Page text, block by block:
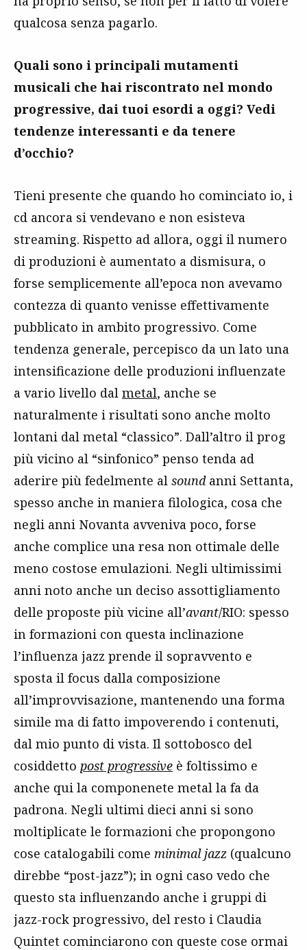
qualcosa senza pagarlo.
Quali sono i principali mutamenti
musicali che hai riscontrato nel mondo
progressive, dai tuoi esordi a oggi? Vedi
tendenze interessanti e da tenere
d’occhio?
Tieni presente che quando ho cominciato io, i
cd ancora si vendevano e non esisteva
streaming. Rispetto ad allora, oggi il numero
di produzioni è aumentato a dismisura, o
forse semplicemente all’epoca non avevamo
contezza di quanto venisse effettivamente
pubblicato in ambito progressivo. Come
tendenza generale, percepisco da un lato una
intensificazione delle produzioni influenzate
a vario livello dal metal, anche se
naturalmente i risultati sono anche molto
lontani dal metal “classico”. Dall’altro il prog
più vicino al “sinfonico” penso tenda ad
aderire più fedelmente al soundanni Settanta,
spesso anche in maniera filologica, cosa che
negli anni Novanta avveniva poco, forse
anche complice una resa non ottimale delle
meno costose emulazioni. Negli ultimissimi
anni noto anche un deciso assottigliamento
delle proposte più vicine all’avant/RIO: spesso
in formazioni con questa inclinazione
l’influenza jazz prende il sopravvento e
sposta il focus dalla composizione
all’improvvisazione, mantenendo una forma
simile ma di fatto impoverendo i contenuti,
dal mio punto di vista. Il sottobosco del
cosiddetto post progressive è foltissimo e
anche qui la componenete metal la fa da
padrona. Negli ultimi dieci anni si sono
moltiplicate le formazioni che propongono
cose catalogabili come minimal jazz (qualcuno
direbbe “post-jazz”); in ogni caso vedo che
questo sta influenzando anche i gruppi di
jazz-rock progressivo, del resto i Claudia
Quintet cominciarono con queste cose ormai